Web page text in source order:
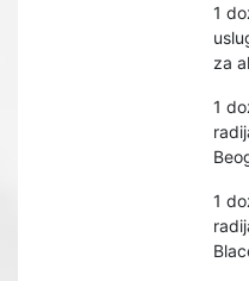
1
za
1
1